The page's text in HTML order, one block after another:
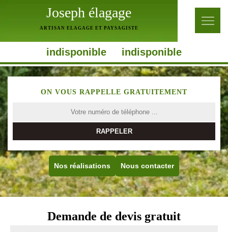
Joseph élagage
ARTISAN ELAGAGE ET PAYSAGISTE
indisponible indisponible
ON VOUS RAPPELLE GRATUITEMENT
Nos réalisations Nous contacter
Demande de devis gratuit